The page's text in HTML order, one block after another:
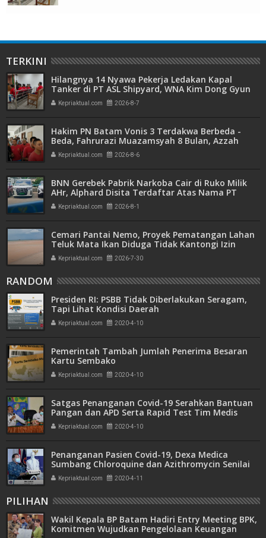
TERKINI
Hilangnya 14 Nyawa Pekerja Ledakan Kapal
Tanker di PT ASL Shipyard, WNA Kim Dong Gyun
Hanya Dituntut 1 Tahun 6 Bulan
Kepriaktual.com 2026-8-7
Hakim PN Batam Vonis 3 Terdakwa Berbeda -
Beda, Fahrurazi Muazamsyah 8 Bulan, Azzah
Azzurah dan Risma Divonis 2 Tahun 6 Bulan
Kepriaktual.com 2026-8-6
BNN Gerebek Pabrik Narkoba Cair di Ruko Milik
AHr, Alphard Disita Terdaftar Atas Nama PT
Mitra Usaha Properti
Kepriaktual.com 2026-8-1
Cemari Pantai Nemo, Proyek Pematangan Lahan
Teluk Mata Ikan Diduga Tidak Kantongi Izin
Amdal
Kepriaktual.com 2026-7-30
RANDOM
Presiden RI: PSBB Tidak Diberlakukan Seragam,
Tapi Lihat Kondisi Daerah
Kepriaktual.com 2020-4-10
Pemerintah Tambah Jumlah Penerima Besaran
Kartu Sembako
Kepriaktual.com 2020-4-10
Satgas Penanganan Covid-19 Serahkan Bantuan
Pangan dan APD Serta Rapid Test Tim Medis
Puskesmas
Kepriaktual.com 2020-4-10
Penanganan Pasien Covid-19, Dexa Medica
Sumbang Chloroquine dan Azithromycin Senilai
Rp 5,1 Miliar
Kepriaktual.com 2020-4-11
PILIHAN
Wakil Kepala BP Batam Hadiri Entry Meeting BPK,
Komitmen Wujudkan Pengelolaan Keuangan